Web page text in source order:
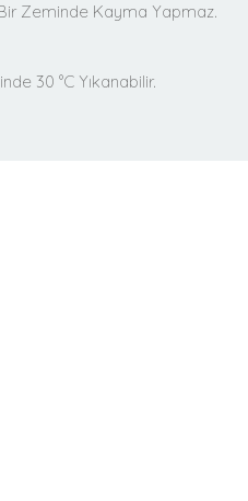
Zeminde Kayma Yapmaz.
30 °C Yıkanabilir.